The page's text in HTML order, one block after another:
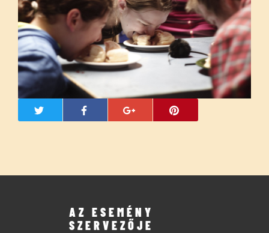
AZ ESEMÉNY
SZERVEZŐJE